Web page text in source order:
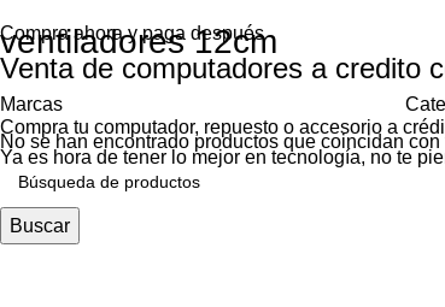
Compra ahora y paga después
Venta de computadores a credito
Compra tu computador, repuesto o accesorio a
Ya es hora de tener lo mejor en tecnología, no te
ventiladores 12cm
Marcas
No se han encontrado productos que coincidan
Buscar